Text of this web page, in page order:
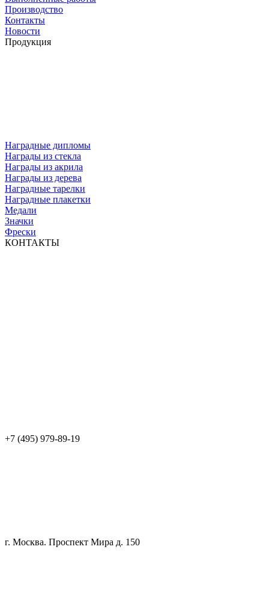
Производство
Контакты
Новости
Продукция
Наградные дипломы
Награды из стекла
Награды из акрила
Награды из дерева
Наградные тарелки
Наградные плакетки
Медали
Значки
Фрески
КОНТАКТЫ
+7 (495) 979-89-19
г. Москва. Проспект Мира д. 150